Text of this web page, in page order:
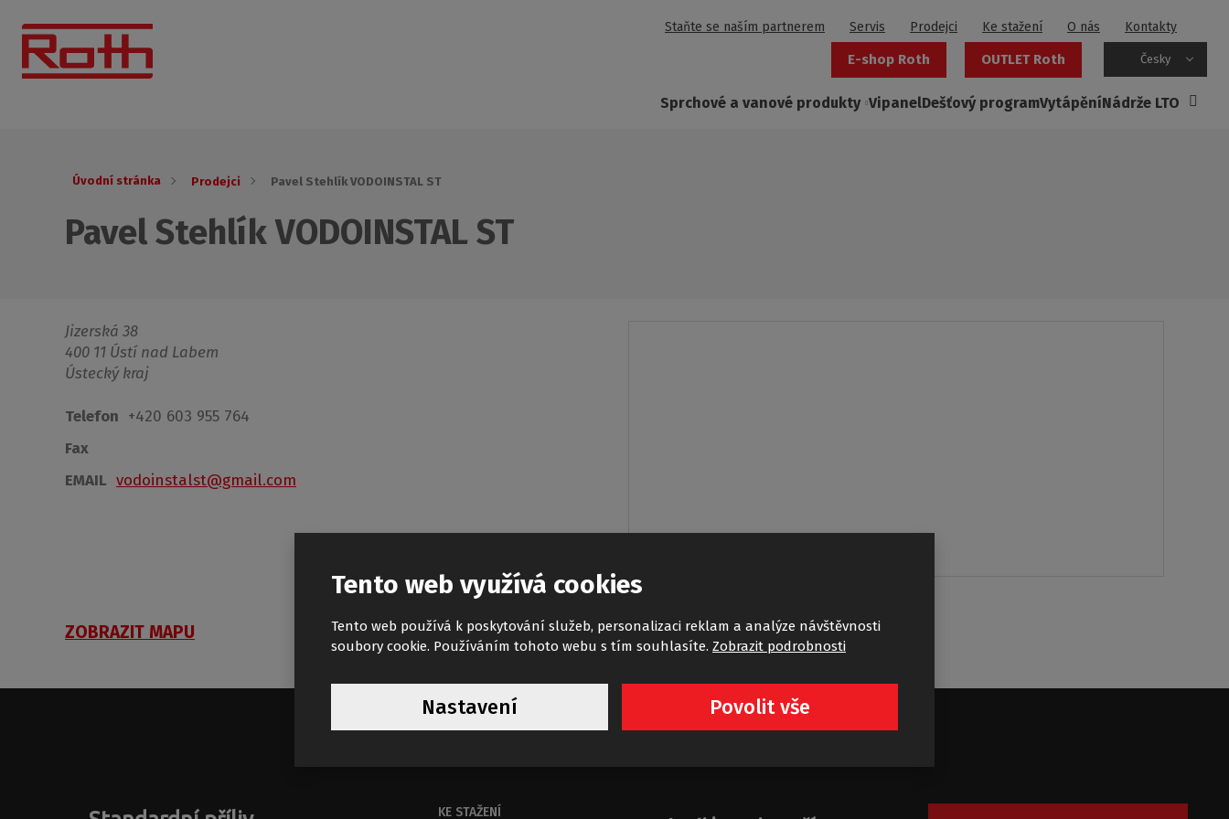
Staňte se naším partnerem Servis Prodejci Ke stažení O nás Kontakty
E-shop Roth OUTLET Roth Česky
Sprchové a vanové produkty VipanelDešťový programVytápěníNádrže LTO
Úvodní stránka Prodejci Pavel Stehlík VODOINSTAL ST
Pavel Stehlík VODOINSTAL ST
Jizerská 38
400 11 Ústí nad Labem
Ústecký kraj
Telefon +420 603 955 764
Fax
EMAIL vodoinstalst@gmail.com
ZOBRAZIT MAPU
KE STAŽENÍ
Tento web využívá cookies
Tento web používá k poskytování služeb, personalizaci reklam a analýze návštěvnosti
soubory cookie. Používáním tohoto webu s tím souhlasíte. Zobrazit podrobnosti
Nastavení Povolit vše